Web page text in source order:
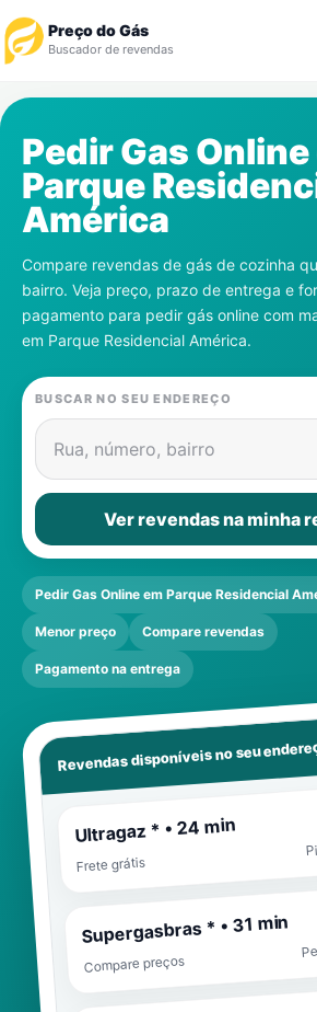
Preço do Gás
Buscador de revendas
Revendedor
Notícias
Cadastre-se
Gás
Contatos
Pedir Gas Online
Parque
América
Compare revendas de gás de cozinha
bairro. Veja preço, prazo de entrega e
pagamento para pedir gás online com
em Parque Residencial América.
BUSCAR NO SEU ENDEREÇO
Rua, número, bairro
Ver revendas na minha
Pedir Gas Online em Parque Residencial
Menor preço Compare revendas
Pagamento na entrega
Revendas disponíveis no seu
Ultragaz * • 24 min
Frete grátis
Supergasbras * • 31 min
Compare preços